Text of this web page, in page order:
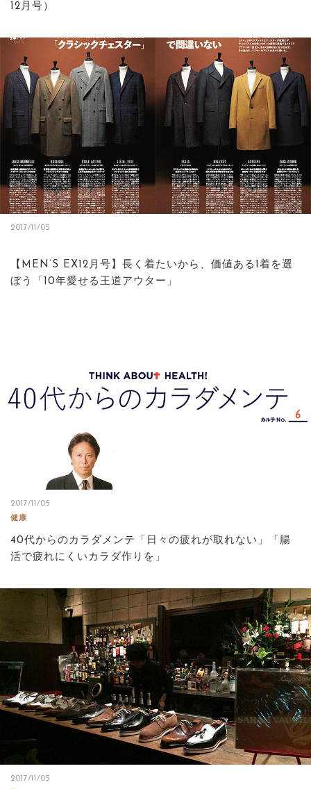
12月号）
2017/11/05
【MEN’S EX12月号】長く着たいから、価値ある1着を選
ぼう「10年愛せる王道アウター」
2017/11/05
健康
40代からのカラダメンテ「日々の疲れが取れない」「腸
活で疲れにくいカラダ作りを」
2017/11/05